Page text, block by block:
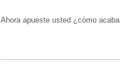
Ahora apueste usted ¿cómo